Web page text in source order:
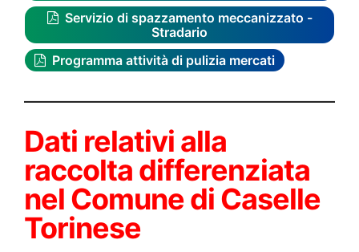
Servizio di spazzamento meccanizzato -
Stradario
Programma attività di pulizia mercati
Dati relativi alla
raccolta differenziata
nel Comune di Caselle
Torinese